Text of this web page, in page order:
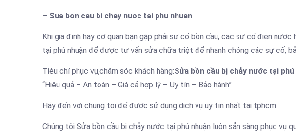
– Sua bon cau bi chay nuoc tai phu nhuan
Khi gia đình hay cơ quan bạn gặp phải sự cố bồn cầu, các sự cố điện
tại phú nhuận để được tư vấn sửa chữa triệt để nhanh chóng các sự cố,
Tiêu chí phục vụ,chăm sóc khách hàng:Sửa bồn cầu bị chảy nước tại phú
“Hiệu quả – An toàn – Giá cả hợp lý – Uy tín – Bảo hành”
Hãy đến với chúng tôi để được sử dụng dịch vụ uy tín nhất tại tphcm
Chúng tôi Sửa bồn cầu bị chảy nước tại phú nhuận luôn sẵn sàng phục vụ